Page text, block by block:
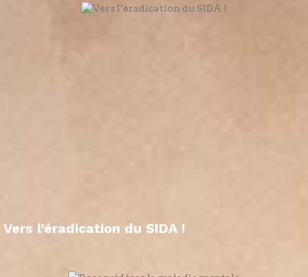
Vers l’éradication du SIDA !